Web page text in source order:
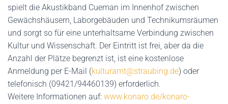
spielt die Akustikband Cueman im Innenhof zwischen
Gewächshäusern, Laborgebäuden und Technikumsräumen
und sorgt so für eine unterhaltsame Verbindung zwischen
Kultur und Wissenschaft. Der Eintritt ist frei, aber da die
Anzahl der Plätze begrenzt ist, ist eine kostenlose
Anmeldung per E-Mail (kulturamt@straubing.de) oder
telefonisch (09421/94460139) erforderlich.
Weitere Informationen auf: www.konaro.de/konaro-